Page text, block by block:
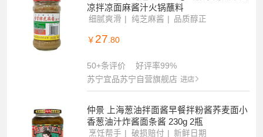
凉拌凉面麻酱汁火锅蘸料
细腻爽滑 纯芝麻酱 品质醇正
￥ 27 .80
50+条评价
好评率99%
苏宁宜品苏宁自营旗舰店 进店
仲景 上海葱油拌面酱早餐拌粉酱荞麦面小
香葱油汁炸酱面条酱 230g 2瓶
烹饪帮手 破损赔付 新鲜日期